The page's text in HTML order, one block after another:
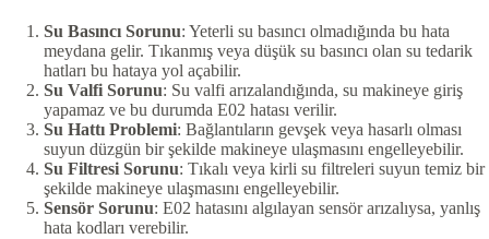
Su Basıncı Sorunu: Yeterli su basıncı olmadığında bu hata
meydana gelir. Tıkanmış veya düşük su basıncı olan su tedarik
hatları bu hataya yol açabilir.
Su Valfi Sorunu: Su valfi arızalandığında, su makineye giriş
yapamaz ve bu durumda E02 hatası verilir.
Su Hattı Problemi: Bağlantıların gevşek veya hasarlı olması
suyun düzgün bir şekilde makineye ulaşmasını engelleyebilir.
Su Filtresi Sorunu: Tıkalı veya kirli su filtreleri suyun temiz bir
şekilde makineye ulaşmasını engelleyebilir.
Sensör Sorunu: E02 hatasını algılayan sensör arızalıysa, yanlış
hata kodları verebilir.